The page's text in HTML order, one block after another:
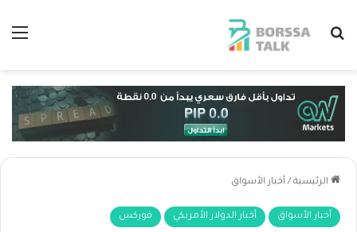
بحث عن
الرئيسية / أخبار الأسواق
أخبار الأسواق أخبار الدولار الأمريكي فوركس